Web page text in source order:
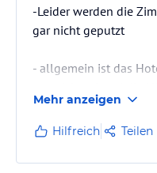
-Leider werden die
gar nicht geputzt
- allgemein ist das
Faliraki ist auch super :)
Mehr anzeigen
Hilfreich Teilen